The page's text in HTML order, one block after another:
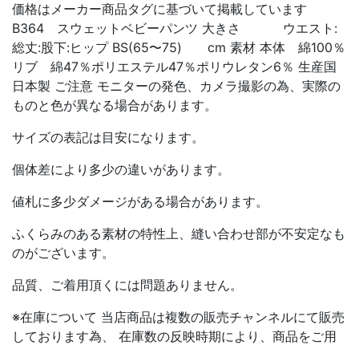
価格はメーカー商品タグに基づいて掲載しています
B364 スウェットベビーパンツ 大きさ ウエスト:
総丈:股下:ヒップ BS(65〜75) cm 素材 本体 綿100％
リブ 綿47％ポリエステル47％ポリウレタン6％ 生産国
日本製 ご注意 モニターの発色、カメラ撮影の為、実際の
ものと色が異なる場合があります。
サイズの表記は目安になります。
個体差により多少の違いがあります。
値札に多少ダメージがある場合があります。
ふくらみのある素材の特性上、縫い合わせ部が不安定なも
のがございます。
品質、ご着用頂くには問題ありません。
※在庫について 当店商品は複数の販売チャンネルにて販売
しております為、 在庫数の反映時期により、商品をご用